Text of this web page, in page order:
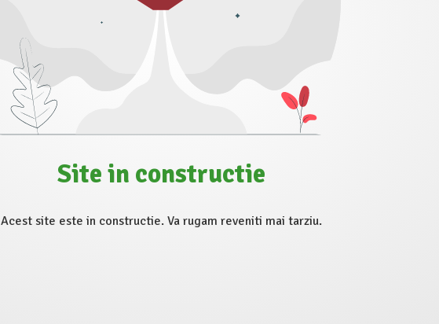
Site in constructie
Acest site este in constructie. Va rugam reveniti mai tarziu.